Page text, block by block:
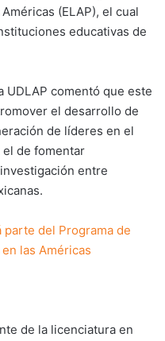
(ELAP), el cual
educativas de
UDLAP comentó que este
el desarrollo de
de líderes en el
de fomentar
entre
parte del Programa de
las Américas
de la licenciatura en